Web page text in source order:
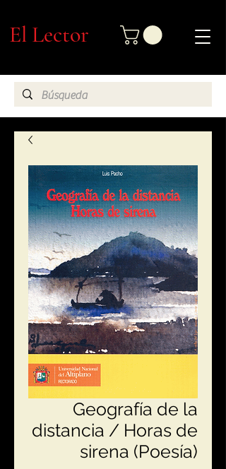
El Lector
Geografía de la
distancia / Horas de
sirena (Poesía)